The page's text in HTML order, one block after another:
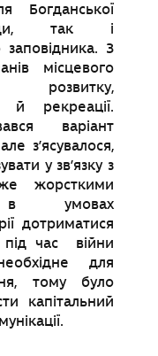
Богданської
так і
заповідника. З
місцевого
розвитку,
рекреації.
варіант
з’ясувалося,
у зв’язку з
жорсткими
умовах
дотриматися
час війни
для
тому було
капітальний